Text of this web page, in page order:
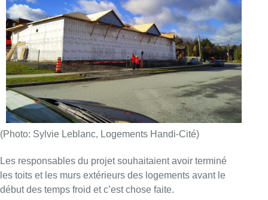
(Photo: Sylvie Leblanc, Logements Handi-Cité)
Les responsables du projet souhaitaient avoir terminé
les toits et les murs extérieurs des logements avant le
début des temps froid et c’est chose faite.